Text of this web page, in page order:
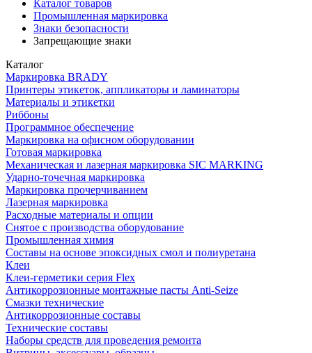
Каталог товаров
Промышленная маркировка
Знаки безопасности
Запрещающие знаки
Каталог
Маркировка BRADY
Принтеры этикеток, аппликаторы и ламинаторы
Материалы и этикетки
Риббоны
Программное обеспечение
Маркировка на офисном оборудовании
Готовая маркировка
Механическая и лазерная маркировка SIC MARKING
Ударно-точечная маркировка
Маркировка прочерчиванием
Лазерная маркировка
Расходные материалы и опции
Снятое с производства оборудование
Промышленная химия
Составы на основе эпоксидных смол и полиуретана
Клеи
Клеи-герметики серия Flex
Антикоррозионные монтажные пасты Anti-Seize
Смазки технические
Антикоррозионные составы
Технические составы
Наборы средств для проведения ремонта